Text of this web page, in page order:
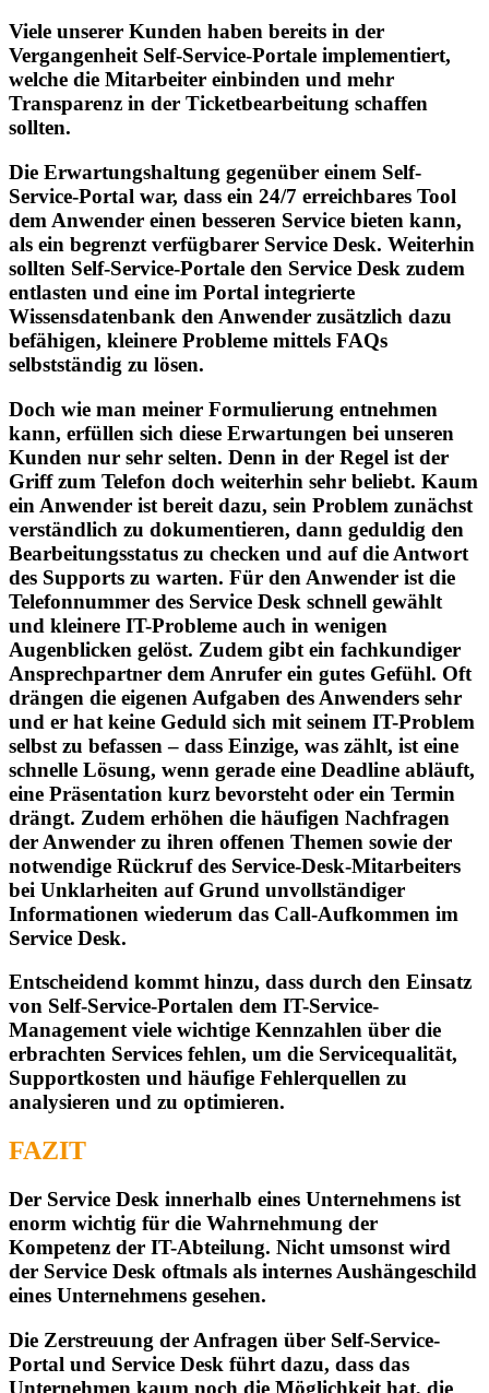
Viele unserer Kunden haben bereits in der
Vergangenheit Self-Service-Portale implementiert,
welche die Mitarbeiter einbinden und mehr
Transparenz in der Ticketbearbeitung schaffen
sollten.
Die Erwartungshaltung gegenüber einem Self-
Service-Portal war, dass ein 24/7 erreichbares Tool
dem Anwender einen besseren Service bieten kann,
als ein begrenzt verfügbarer Service Desk. Weiterhin
sollten Self-Service-Portale den Service Desk zudem
entlasten und eine im Portal integrierte
Wissensdatenbank den Anwender zusätzlich dazu
befähigen, kleinere Probleme mittels FAQs
selbstständig zu lösen.
Doch wie man meiner Formulierung entnehmen
kann, erfüllen sich diese Erwartungen bei unseren
Kunden nur sehr selten. Denn in der Regel ist der
Griff zum Telefon doch weiterhin sehr beliebt. Kaum
ein Anwender ist bereit dazu, sein Problem zunächst
verständlich zu dokumentieren, dann geduldig den
Bearbeitungsstatus zu checken und auf die Antwort
des Supports zu warten. Für den Anwender ist die
Telefonnummer des Service Desk schnell gewählt
und kleinere IT-Probleme auch in wenigen
Augenblicken gelöst. Zudem gibt ein fachkundiger
Ansprechpartner dem Anrufer ein gutes Gefühl. Oft
drängen die eigenen Aufgaben des Anwenders sehr
und er hat keine Geduld sich mit seinem IT-Problem
selbst zu befassen – dass Einzige, was zählt, ist eine
schnelle Lösung, wenn gerade eine Deadline abläuft,
eine Präsentation kurz bevorsteht oder ein Termin
drängt. Zudem erhöhen die häufigen Nachfragen
der Anwender zu ihren offenen Themen sowie der
notwendige Rückruf des Service-Desk-Mitarbeiters
bei Unklarheiten auf Grund unvollständiger
Informationen wiederum das Call-Aufkommen im
Service Desk.
Entscheidend kommt hinzu, dass durch den Einsatz
von Self-Service-Portalen dem IT-Service-
Management viele wichtige Kennzahlen über die
erbrachten Services fehlen, um die Servicequalität,
Supportkosten und häufige Fehlerquellen zu
analysieren und zu optimieren.
FAZIT
Der Service Desk innerhalb eines Unternehmens ist
enorm wichtig für die Wahrnehmung der
Kompetenz der IT-Abteilung. Nicht umsonst wird
der Service Desk oftmals als internes Aushängeschild
eines Unternehmens gesehen.
Die Zerstreuung der Anfragen über Self-Service-
Portal und Service Desk führt dazu, dass das
Unternehmen kaum noch die Möglichkeit hat, die